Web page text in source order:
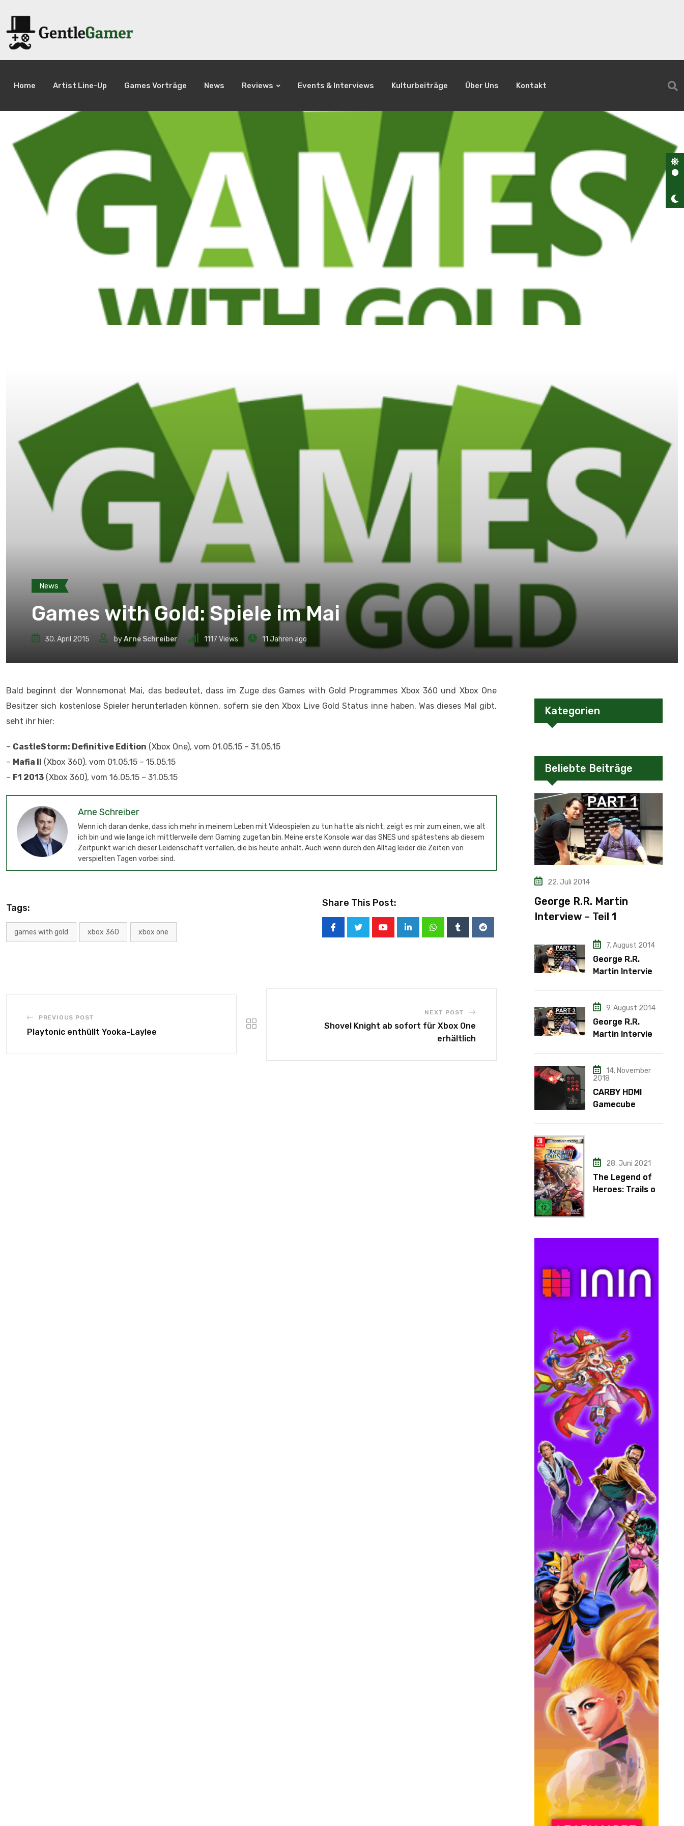
Home Artist Line-Up Games Vorträge News Reviews Events & Interviews Kulturbeiträge Über Uns Kontakt
News
Games with Gold: Spiele im Mai
30. April 2015 byArne Schreiber 1117 Views 11 Jahren ago
Bald beginnt der Wonnemonat Mai, das bedeutet, dass im Zuge des Games with Gold Programmes Xbox 360 und Xbox One
Besitzer sich kostenlose Spieler herunterladen können, sofern sie den Xbox Live Gold Status inne haben. Was dieses Mal gibt,
seht ihr hier:
– CastleStorm: Definitive Edition (Xbox One), vom 01.05.15 – 31.05.15
– Mafia II (Xbox 360), vom 01.05.15 – 15.05.15
– F1 2013 (Xbox 360), vom 16.05.15 – 31.05.15
Arne Schreiber
Wenn ich daran denke, dass ich mehr in meinem Leben mit Videospielen zu tun hatte als nicht, zeigt es mir zum einen, wie alt
ich bin und wie lange ich mittlerweile dem Gaming zugetan bin. Meine erste Konsole war das SNES und spätestens ab diesem
Zeitpunkt war ich dieser Leidenschaft verfallen, die bis heute anhält. Auch wenn durch den Alltag leider die Zeiten von
verspielten Tagen vorbei sind.
Tags:
games with gold xbox 360 xbox one
Share This Post:
PREVIOUS POST
Playtonic enthüllt Yooka-Laylee
NEXT POST
Shovel Knight ab sofort für Xbox One
erhältlich
Kategorien
Beliebte Beiträge
22. Juli 2014
George R.R. Martin
Interview – Teil 1
7. August 2014
George R.R.
Martin Interview
9. August 2014
George R.R.
Martin Interview
14. November
2018
CARBY HDMI
Gamecube
28. Juni 2021
The Legend of
Heroes: Trails of